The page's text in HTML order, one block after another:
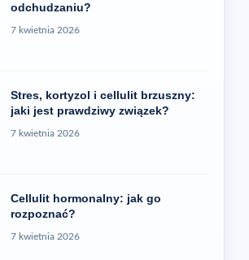
odchudzaniu?
7 kwietnia 2026
Stres, kortyzol i cellulit brzuszny:
jaki jest prawdziwy związek?
7 kwietnia 2026
Cellulit hormonalny: jak go
rozpoznać?
7 kwietnia 2026